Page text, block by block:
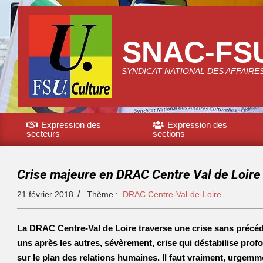
SNAC-
SYNDICAT NATIONAL DES
Expression des
secteurs
Expression des
sections
Crise majeure en DRAC Centre Val de Loire
21 février 2018 Thème : DRAC Centre-Val-de-Loire
La DRAC Centre-Val de Loire traverse une crise sans
uns après les autres, sévèrement, crise qui déstabilise
sur le plan des relations humaines. Il faut vraiment,